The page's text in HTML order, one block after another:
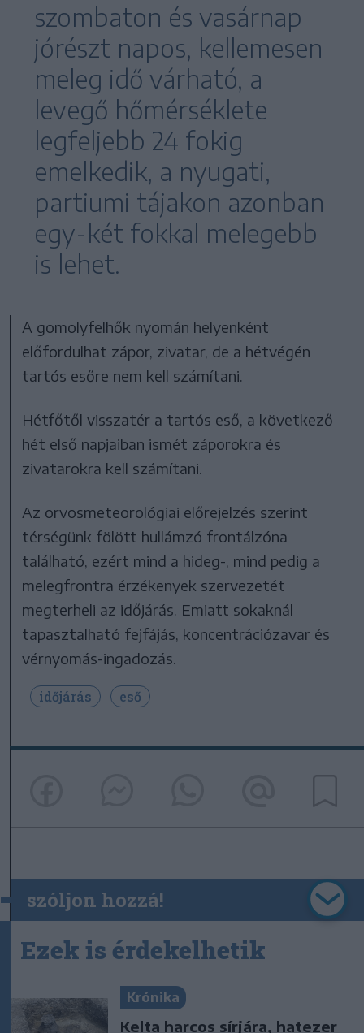
szombaton és vasárnap
jórészt napos, kellemesen
meleg idő várható, a
levegő hőmérséklete
legfeljebb 24 fokig
emelkedik, a nyugati,
partiumi tájakon azonban
egy-két fokkal melegebb
is lehet.
A gomolyfelhők nyomán helyenként
előfordulhat zápor, zivatar, de a hétvégén
tartós esőre nem kell számítani.
Hétfőtől visszatér a tartós eső, a következő
hét első napjaiban ismét záporokra és
zivatarokra kell számítani.
Az orvosmeteorológiai előrejelzés szerint
térségünk fölött hullámzó frontálzóna
található, ezért mind a hideg-, mind pedig a
melegfrontra érzékenyek szervezetét
megterheli az időjárás. Emiatt sokaknál
tapasztalható fejfájás, koncentrációzavar és
vérnyomás-ingadozás.
időjárás eső
szóljon hozzá!
Ezek is érdekelhetik
Krónika
Kelta harcos sírjára, hatezer